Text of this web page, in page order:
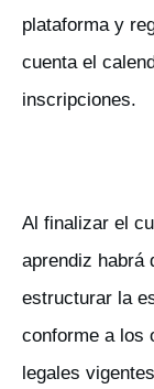
plataforma y
cuenta el
inscripciones.
Al finalizar el
aprendiz habrá
estructurar la
conforme a los
legales